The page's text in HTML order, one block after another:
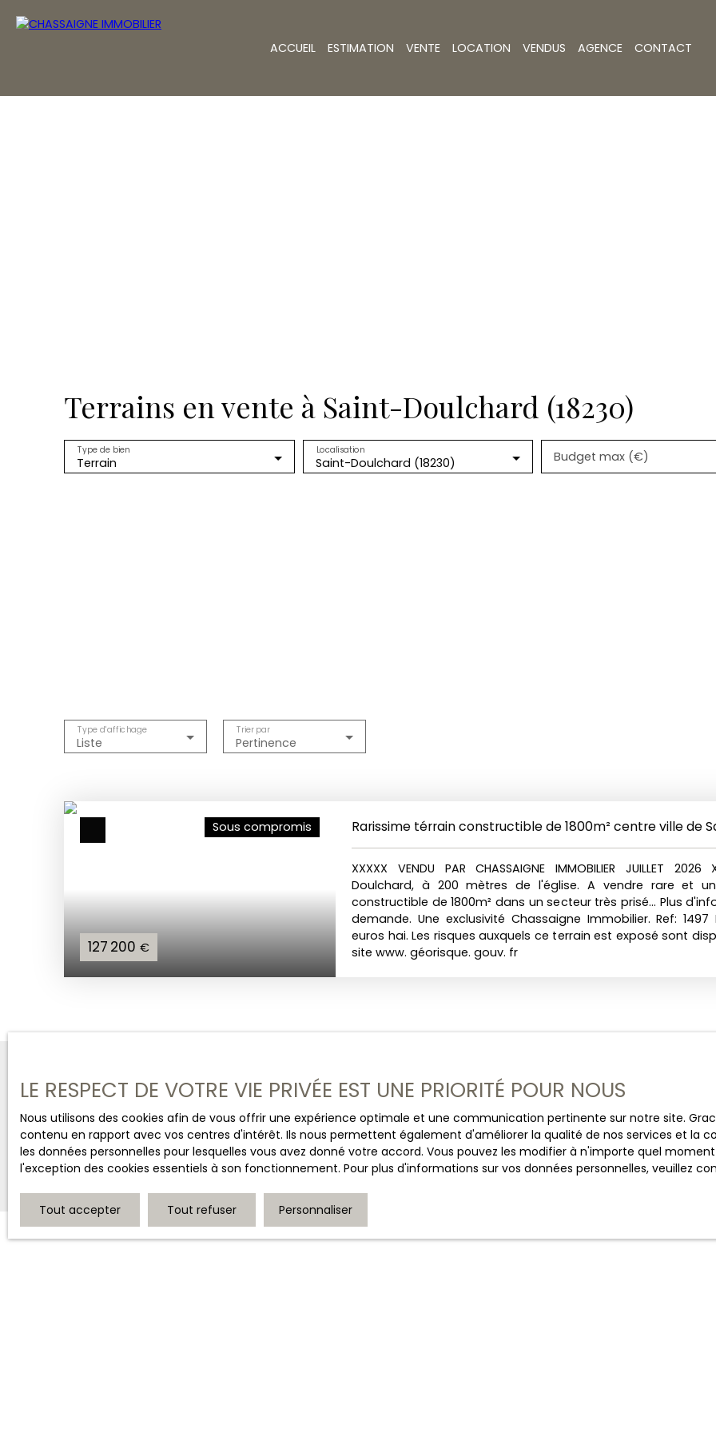
ACCUEIL ESTIMATION VENTE LOCATION VENDUS AGENCE CONTACT
Terrains en vente à Saint-Doulchard (18230)
Terrain
Type de bien
Saint-Doulchard (18230)
Localisation Budget max (€)
Liste
Type d'affichage
Pertinence
Trier par
127 200 €
Sous compromis
Rarissime térrain constructible de 1800m² centre ville de
Doulchard
XXXXX VENDU PAR CHASSAIGNE IMMOBILIER JUILLET 2026
Doulchard, à 200 mètres de l'église. A vendre rare et
constructible de 1800m² dans un secteur très prisé... Plus
demande. Une exclusivité Chassaigne Immobilier. Ref: 1497
euros hai. Les risques auxquels ce terrain est exposé sont
site www. géorisque. gouv. fr
CHASSAIGNE IMMOBILIER
Nous contacter
LE RESPECT DE VOTRE VIE PRIVÉE EST UNE PRIORITÉ POUR NOUS
Nous utilisons des cookies afin de vous offrir une expérience optimale et une communication pertinente sur notre site.
contenu en rapport avec vos centres d'intérêt. Ils nous permettent également d'améliorer la qualité de nos services et la
les données personnelles pour lesquelles vous avez donné votre accord. Vous pouvez les modifier à n'importe quel
l'exception des cookies essentiels à son fonctionnement. Pour plus d'informations sur vos données personnelles, veuillez
Tout accepter Tout refuser Personnaliser